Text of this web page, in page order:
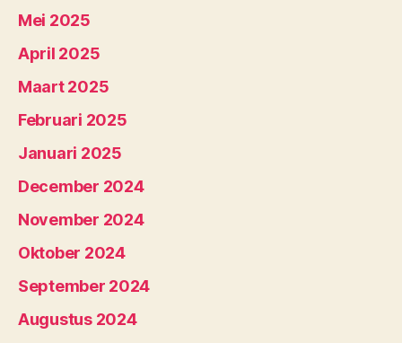
Mei 2025
April 2025
Maart 2025
Februari 2025
Januari 2025
December 2024
November 2024
Oktober 2024
September 2024
Augustus 2024